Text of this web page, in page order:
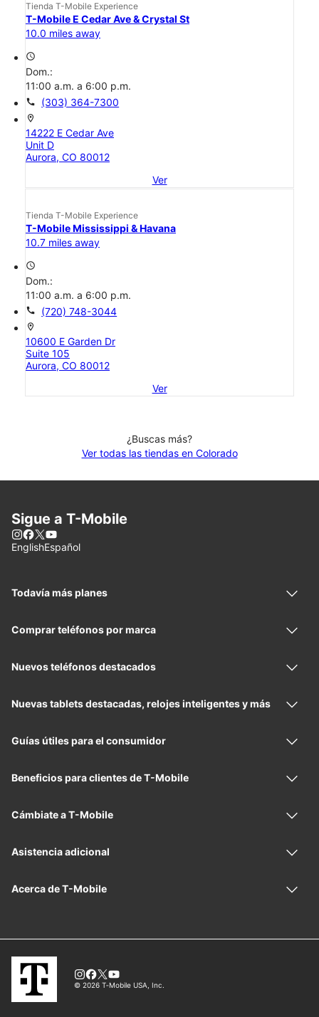
Tienda T-Mobile Experience
T-Mobile E Cedar Ave & Crystal St
10.0 miles away
access_time
Dom.:
11:00 a.m. a 6:00 p.m.
call (303) 364-7300
location_on
14222 E Cedar Ave
Unit D
Aurora, CO 80012
Ver
Tienda T-Mobile Experience
T-Mobile Mississippi & Havana
10.7 miles away
access_time
Dom.:
11:00 a.m. a 6:00 p.m.
call (720) 748-3044
location_on
10600 E Garden Dr
Suite 105
Aurora, CO 80012
Ver
¿Buscas más?
Ver todas las tiendas en Colorado